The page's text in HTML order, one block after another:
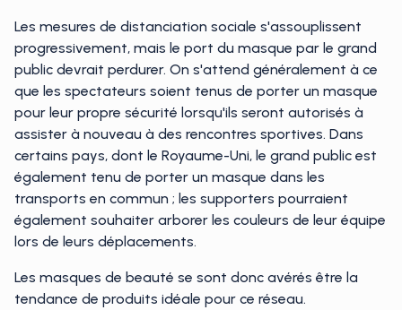
Les mesures de distanciation sociale s'assouplissent
progressivement, mais le port du masque par le grand
public devrait perdurer. On s'attend généralement à ce
que les spectateurs soient tenus de porter un masque
pour leur propre sécurité lorsqu'ils seront autorisés à
assister à nouveau à des rencontres sportives. Dans
certains pays, dont le Royaume-Uni, le grand public est
également tenu de porter un masque dans les
transports en commun ; les supporters pourraient
également souhaiter arborer les couleurs de leur équipe
lors de leurs déplacements.
Les masques de beauté se sont donc avérés être la
tendance de produits idéale pour ce réseau.